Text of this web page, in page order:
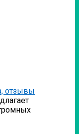
отзывы